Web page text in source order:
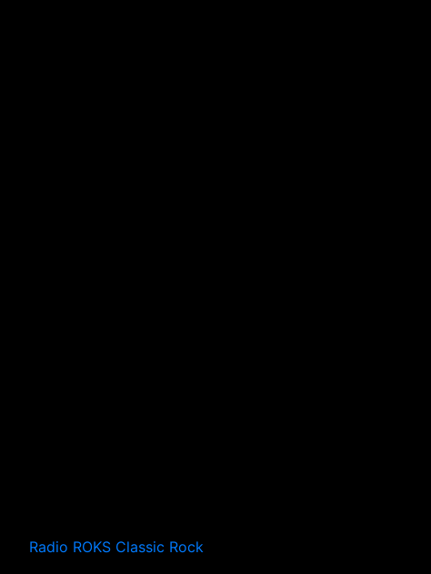
Radio ROKS Classic Rock